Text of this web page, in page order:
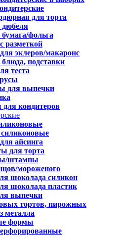
для торта
фольга
разметкой
эклеров/макаронс
подставки
теста
для выпечки
кондитеров
айсинга
для торта
штампы
мороженого
шоколада силикон
шоколада пластик
выпечки
тортов, пирожных
металла
формы